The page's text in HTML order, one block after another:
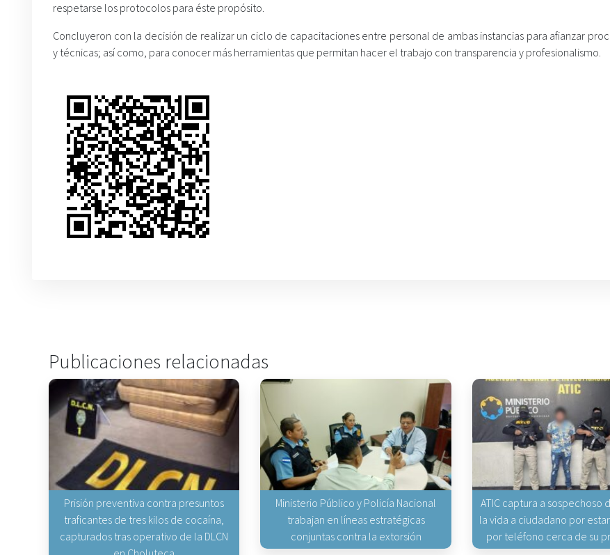
respetarse los protocolos para éste propósito.
Concluyeron con la decisión de realizar un ciclo de capacitaciones entre personal de ambas instancias para afianzar
y técnicas; así como, para conocer más herramientas que permitan hacer el trabajo con transparencia y profesionalismo.
Publicaciones relacionadas
Prisión preventiva contra presuntos
traficantes de tres kilos de cocaína,
capturados tras operativo de la DLCN
Ministerio Público y Policía Nacional
trabajan en líneas estratégicas
conjuntas contra la extorsión
ATIC captura a sospechoso
la vida a ciudadano por
por teléfono cerca de su